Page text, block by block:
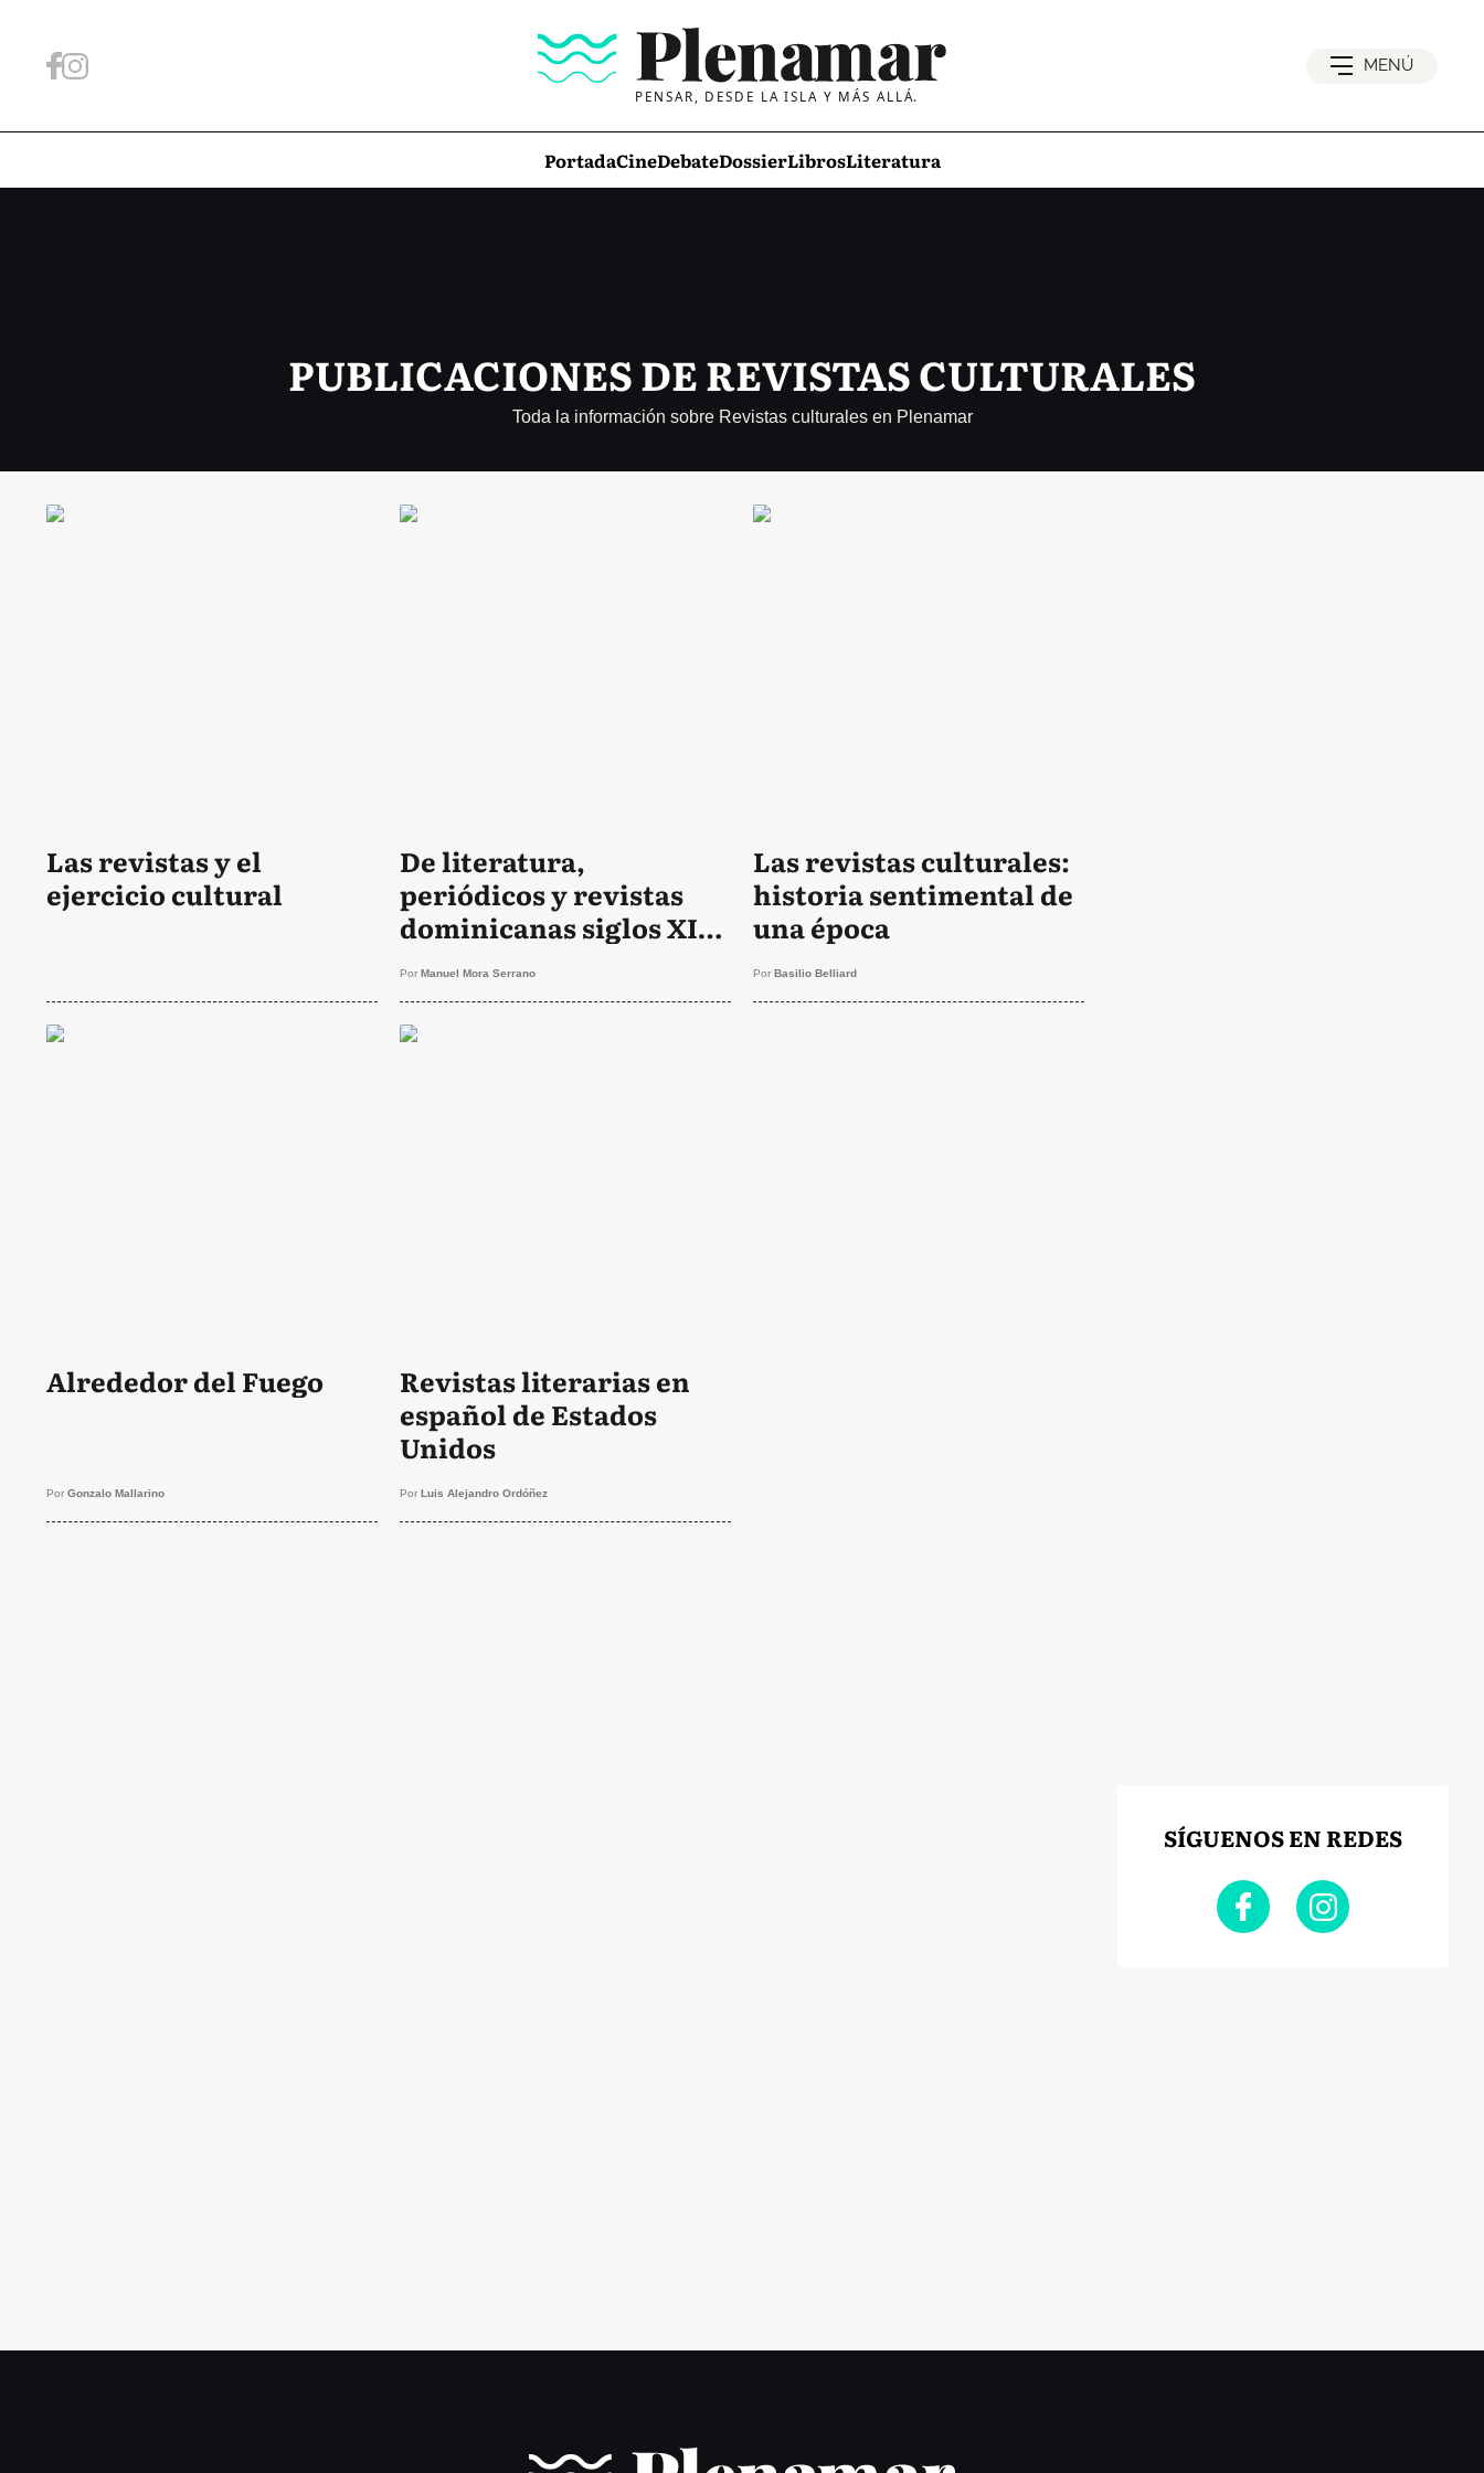
PENSAR, DESDE LA ISLA Y MÁS ALLÁ.
MENÚ
PortadaCineDebateDossierLibrosLiteratura
PUBLICACIONES DE REVISTAS CULTURALES
Toda la información sobre Revistas culturales en Plenamar
Las revistas y el
ejercicio cultural
De literatura,
periódicos y revistas
dominicanas siglos XIX
y XX
Por Manuel Mora Serrano
Las revistas culturales:
historia sentimental de
una época
Por Basilio Belliard
Alrededor del Fuego
Por Gonzalo Mallarino
Revistas literarias en
español de Estados
Unidos
Por Luis Alejandro Ordóñez
SÍGUENOS EN REDES